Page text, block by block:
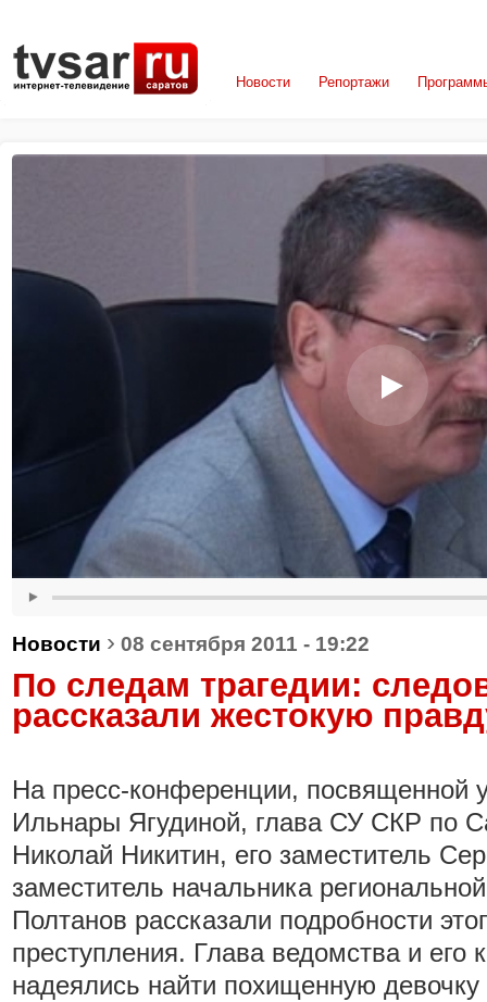
Новости Репортажи
Новости › 08 сентября 2011 - 19:22
По следам трагедии:
рассказали жестокую
На пресс-конференции, посвященной
Ильнары Ягудиной, глава СУ СКР по
Николай Никитин, его заместитель
заместитель начальника
Полтанов рассказали подробности
преступления. Глава ведомства и его
надеялись найти похищенную